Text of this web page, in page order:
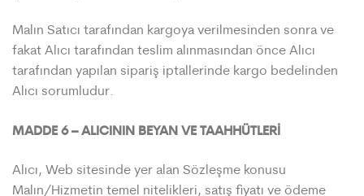
Malın Satıcı tarafından kargoya verilmesinden sonra ve
fakat Alıcı tarafından teslim alınmasından önce Alıcı
tarafından yapılan sipariş iptallerinde kargo bedelinden
Alıcı sorumludur.
MADDE 6 – ALICININ BEYAN VE TAAHHÜTLERİ
Alıcı, Web sitesinde yer alan Sözleşme konusu
Malın/Hizmetin temel nitelikleri, satış fiyatı ve ödeme